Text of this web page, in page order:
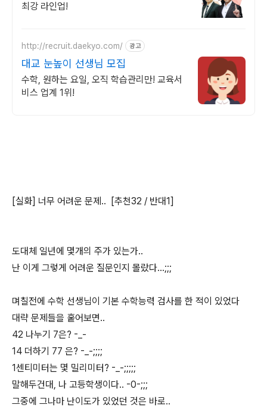
최강 라인업!
http://recruit.daekyo.com/ 광고
대교 눈높이 선생님 모집
수학, 원하는 요일, 오직 학습관리만! 교육서
비스 업계 1위!
[실화] 너무 어려운 문제.. [추천32 / 반대1]
도대체 일년에 몇개의 주가 있는가..
난 이게 그렇게 어려운 질문인지 몰랐다...;;;
며칠전에 수학 선생님이 기본 수학능력 검사를 한 적이 있었다
대략 문제들을 훝어보면..
42 나누기 7은? -_-
14 더하기 77 은? -_-;;;;
1센티미터는 몇 밀리미터? -_-;;;;;
말해두건대, 나 고등학생이다.. -0-;;;
그중에 그나마 난이도가 있었던 것은 바로..